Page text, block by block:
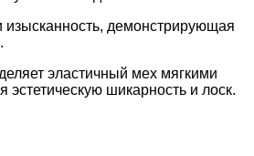
изысканность, демонстрирующая
эластичный мех мягкими
эстетическую шикарность и лоск.